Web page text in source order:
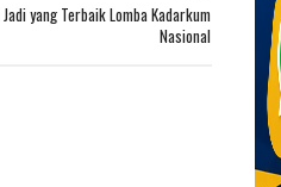
yang Terbaik Lomba Kadarkum
Nasional